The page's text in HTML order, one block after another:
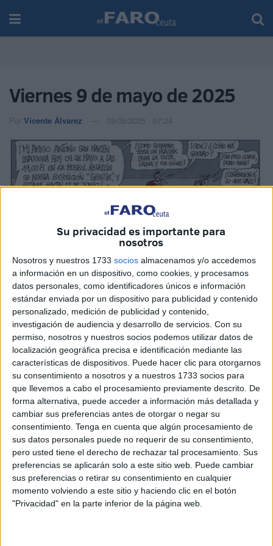
Su privacidad es importante para
nosotros
Nosotros y nuestros 1733 socios almacenamos y/o accedemos
a información en un dispositivo, como cookies, y procesamos
datos personales, como identificadores únicos e información
estándar enviada por un dispositivo para publicidad y contenido
personalizado, medición de publicidad y contenido,
investigación de audiencia y desarrollo de servicios. Con su
permiso, nosotros y nuestros socios podemos utilizar datos de
localización geográfica precisa e identificación mediante las
características de dispositivos. Puede hacer clic para otorgarnos
su consentimiento a nosotros y a nuestros 1733 socios para
que llevemos a cabo el procesamiento previamente descrito. De
forma alternativa, puede acceder a información más detallada y
cambiar sus preferencias antes de otorgar o negar su
consentimiento. Tenga en cuenta que algún procesamiento de
sus datos personales puede no requerir de su consentimiento,
pero usted tiene el derecho de rechazar tal procesamiento. Sus
preferencias se aplicarán solo a este sitio web. Puede cambiar
sus preferencias o retirar su consentimiento en cualquier
momento volviendo a este sitio y haciendo clic en el botón
"Privacidad" en la parte inferior de la página web.
Viernes 9 de mayo de 2025
Por Vicente Álvarez 09/05/2025 - 07:24
RelatedPosts
Persecución de la Guardia Civil a una
moto de agua en un pase de inmigrantes
HACE 22 MINUTOS
La Cámara de Comercio de Ceuta crea la
Oficina de Atención al Empresario frente
a la crisis
HACE 1 HORA
La Guardia Civil localiza el cadáver de un
varón en la almadrabeta del Recinto
HACE 2 HORAS
El mensaje que se hace viral en Ceuta:
"No dejéis de salir a la calle, lo contrario
sería entregar nuestra tierra"